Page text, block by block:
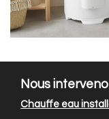
Nous
Chauffe eau